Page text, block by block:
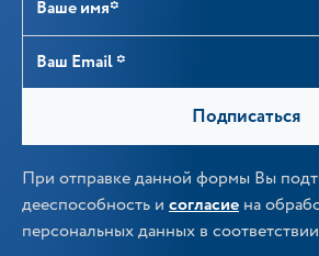
Подписаться
При отправке данной формы Вы
дееспособность и согласие на
персональных данных в